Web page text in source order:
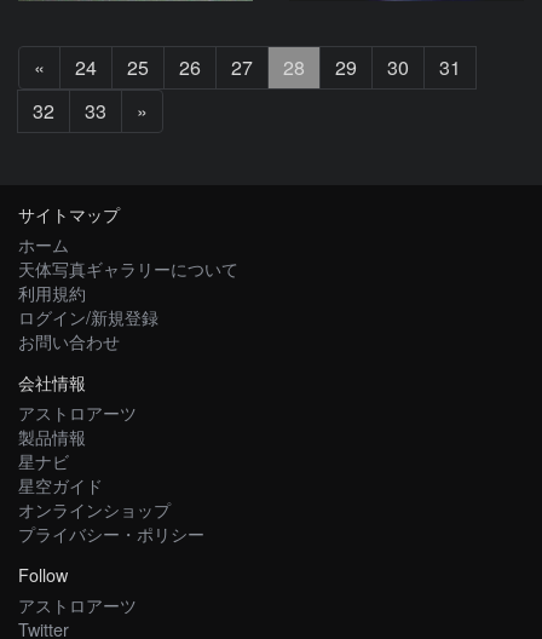
«
へ
24 25 26 27 28 29 30
31
32
33 »
へ
サイトマップ
ホーム
天体写真ギャラリーについて
利用規約
ログイン/新規登録
お問い合わせ
会社情報
アストロアーツ
製品情報
星ナビ
星空ガイド
オンラインショップ
プライバシー・ポリシー
Follow
アストロアーツ
Twitter